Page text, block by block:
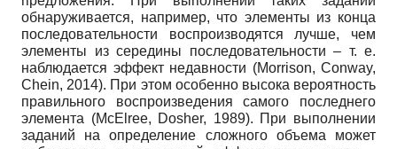
обнаруживается, например, что элементы из конца
последовательности воспроизводятся лучше, чем
элементы из середины последовательности – т. е.
наблюдается эффект недавности (Morrison, Conway,
Chein, 2014). При этом особенно высока вероятность
правильного воспроизведения самого последнего
элемента (McElree, Dosher, 1989). При выполнении
заданий на определение сложного объема может